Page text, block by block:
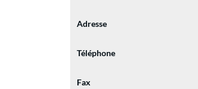
Adresse
Téléphone
Fax